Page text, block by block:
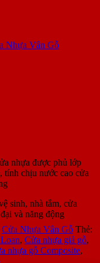
Nhựa Vân Gỗ
nhựa được phủ lớp
tính chịu nước cao cửa
sinh, nhà tắm, cửa
và năng động
Cửa Nhựa Vân Gỗ Thẻ:
, Cửa nhựa giả gỗ,
nhựa gỗ Composite,